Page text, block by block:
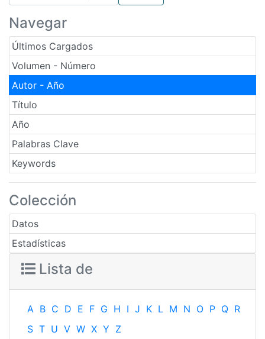
Navegar
Últimos Cargados
Volumen - Número
Autor - Año
Título
Año
Palabras Clave
Keywords
Colección
Datos
Estadísticas
Lista de
A B C D E F G H I J K L M N O P Q R
S T U V W X Y Z